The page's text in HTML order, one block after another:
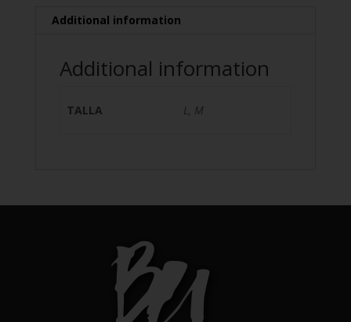
Additional information
Additional information
TALLA L, M